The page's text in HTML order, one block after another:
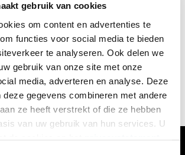
gebruik van cookies
om content en advertenties te
functies voor social media te bieden
te analyseren. Ook delen we
gebruik van onze site met onze
media, adverteren en analyse. Deze
deze gegevens combineren met andere
ze heeft verstrekt of die ze hebben
van uw gebruik van hun services. U
geschiedschrijvers plaatsen al om
En zo is ook de regio Noord-Holland voor
en uniek. Door tradities, fabrieken,
en landschappelijke kenmerken, geurt
weer anders dan Groningen.